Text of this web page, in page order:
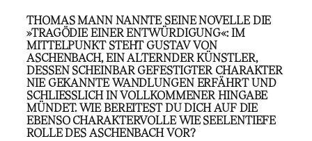
THOMAS MANN NANNTE SEINE NOVELLE DIE
»TRAGÖDIE EINER ENTWÜRDIGUNG«: IM
MITTELPUNKT STEHT GUSTAV VON
ASCHENBACH, EIN ALTERNDER KÜNSTLER,
DESSEN SCHEINBAR GEFESTIGTER CHARAKTER
NIE GEKANNTE WANDLUNGEN ERFÄHRT UND
SCHLIESSLICH IN VOLLKOMMENER HINGABE M
ÜNDET. WIE BEREITEST DU DICH AUF DIE E
BENSO CHARAKTERVOLLE WIE SEELENTIEFE R
OLLE DES ASCHENBACH VOR?